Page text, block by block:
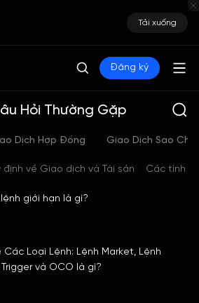
Tải xuống
Đăng ký
Hỏi Thường Gặp
Dịch Hợp Đồng Giao Dịch Sao
định về Giao dịch và Tài sản Các tính
giới hạn là gì?
Các Loại Lệnh: Lệnh Market, Lệnh
và OCO là gì?